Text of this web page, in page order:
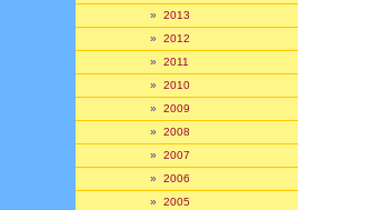
» 2013
» 2012
» 2011
» 2010
» 2009
» 2008
» 2007
» 2006
» 2005